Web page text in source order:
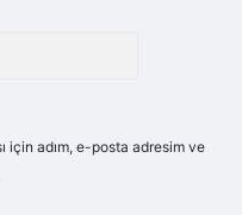
için adım, e-posta adresim ve